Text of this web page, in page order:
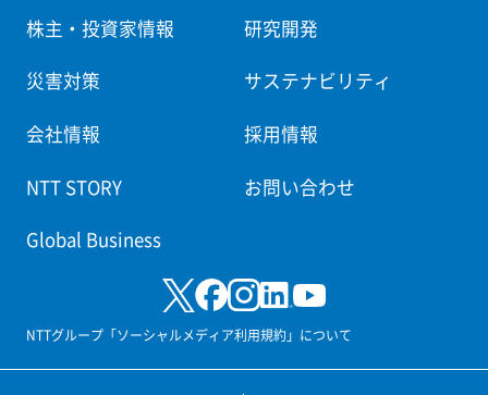
株主・投資家情報 研究開発
災害対策 サステナビリティ
会社情報 採用情報
NTT STORY お問い合わせ
Global Business
NTTグループ「ソーシャルメディア利用規約」について